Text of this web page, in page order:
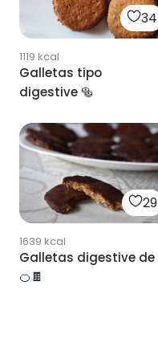
34
1119 kcal
Galletas tipo
digestive 🥯
29
1639 kcal
Galletas digestive de
🍊🍫